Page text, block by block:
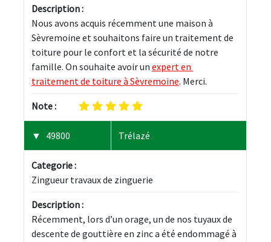
Description :
Nous avons acquis récemment une maison à
Sèvremoine et souhaitons faire un traitement de
toiture pour le confort et la sécurité de notre
famille. On souhaite avoir un expert en
traitement de toiture à Sèvremoine. Merci.
Note :
49800 Trélazé
Categorie :
Zingueur travaux de zinguerie
Description :
Récemment, lors d’un orage, un de nos tuyaux de
descente de gouttière en zinc a été endommagé à